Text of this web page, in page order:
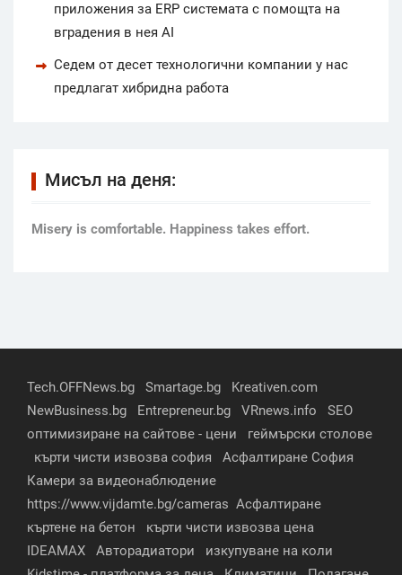
приложения за ERP системата с помощта на
вградения в нея AI
Седем от десет технологични компании у нас
предлагат хибридна работа
Мисъл на деня:
Мisery is comfortable. Happiness takes effort.
Tech.OFFNews.bg Smartage.bg
Kreativen.com
NewBusiness.bg
Entrepreneur.bg VRnews.info
SEO
оптимизиране на сайтове - цени
геймърски столове
кърти чисти извозва софия
Асфалтиране София
Камери за видеонаблюдение
https://www.vijdamte.bg/cameras Асфалтиране
къртене на бетон
кърти чисти извозва цена
IDEAMAX
Авторадиатори
изкупуване на коли